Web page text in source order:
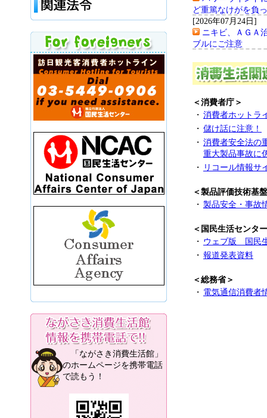
「ながさき消費生活館」
のホームページを携帯電話
で読もう！